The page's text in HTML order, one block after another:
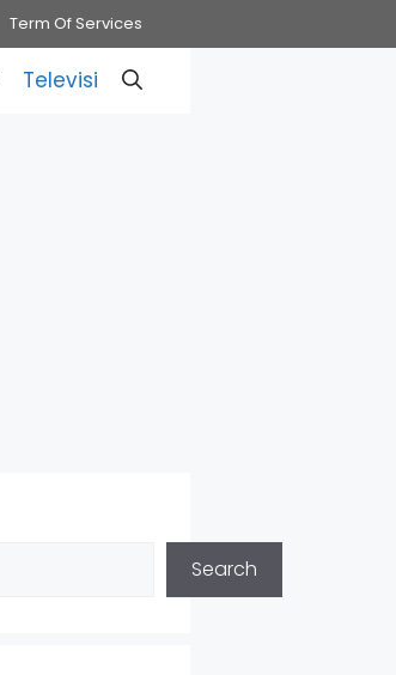
Term Of Services
Televisi
Search